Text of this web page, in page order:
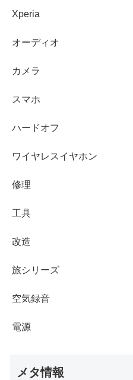
Xperia
オーディオ
カメラ
スマホ
ハードオフ
ワイヤレスイヤホン
修理
工具
改造
旅シリーズ
空気録音
電源
メタ情報